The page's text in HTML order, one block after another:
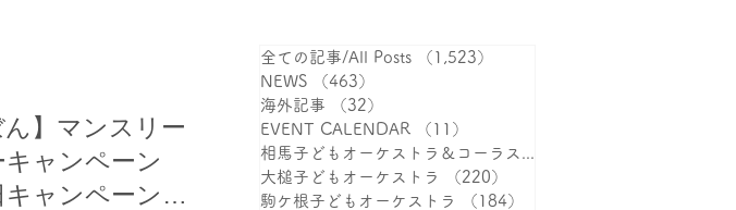
ん】マンスリー
キャンペーン
ャンペーン終
全ての記事/All Posts （1,523）
NEWS
（463）
海外記事
（32）
EVENT CALENDAR
（11）
相馬子どもオーケストラ＆コーラス（387）
大槌子どもオーケストラ
（220）
駒ケ根子どもオーケストラ
（184）